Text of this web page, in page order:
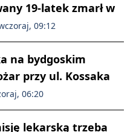
19-latek zmarł w
09:12
na bydgoskim
przy ul. Kossaka
06:20
lekarską trzeba